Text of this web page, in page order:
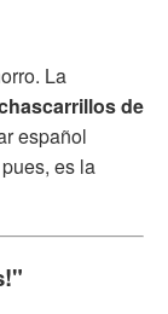
La
de
español
es la